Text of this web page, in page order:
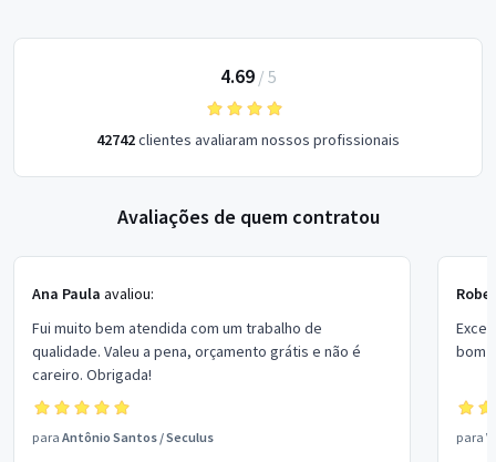
4.69/ 5
42742clientes avaliaram nossos profissionais
Avaliações de quem contratou
Ana Paula avaliou:
Fui muito bem atendida com um trabalho de
qualidade. Valeu a pena, orçamento grátis e não é
careiro. Obrigada!
para Antônio Santos /Seculus
bom
para